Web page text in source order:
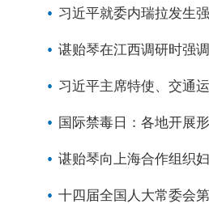
习近平就委内瑞拉发生
谌贻琴在江西调研时强
习近平主席特使、交通
国际禁毒日：各地开展
谌贻琴向上海合作组织
十四届全国人大常委会